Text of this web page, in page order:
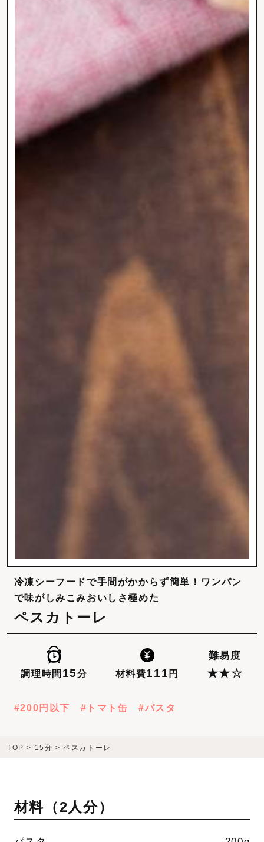
冷凍シーフードで手間がかからず簡単！ワンパン
で味がしみこみおいしさ極めた
ペスカトーレ
調理時間 15分 材料費111 円
難易度
★★☆
200円以下 トマト缶 パスタ
TOP > 15分 >ペスカトーレ
材料（2人分）